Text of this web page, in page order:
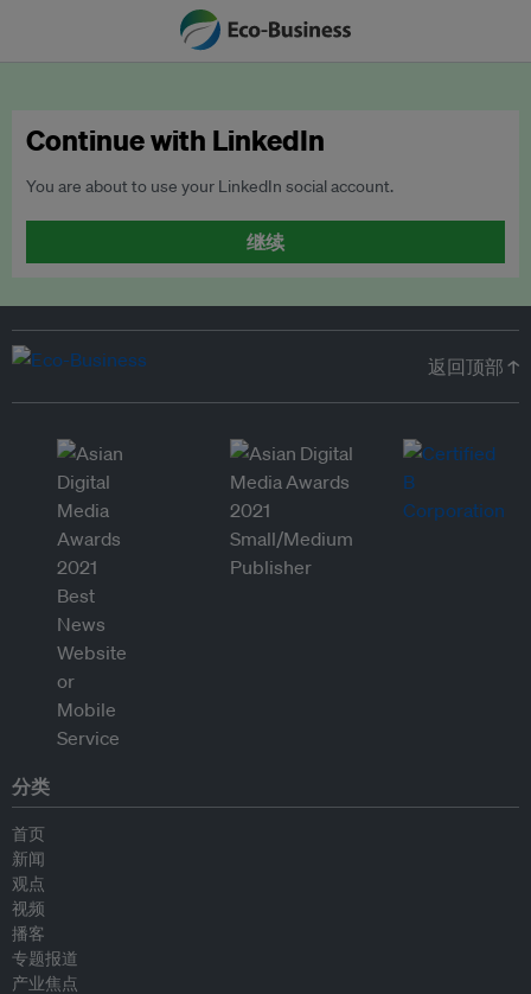
Continue with LinkedIn
You are about to use your LinkedIn social account.
继续
返回顶部 ↑
分类
首页
新闻
观点
视频
播客
专题报道
产业焦点